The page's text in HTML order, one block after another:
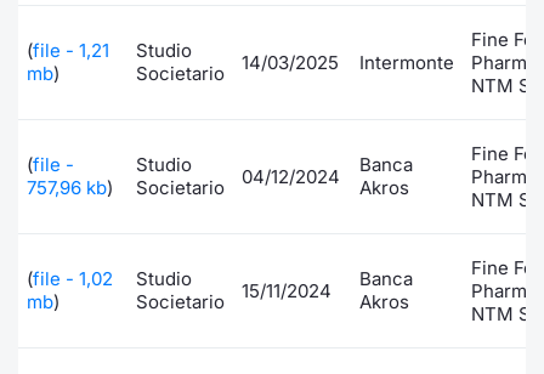
(file - 1,21
mb)
Studio
Societario
14/03/2025 Intermonte
Fine
NTM
(file -
757,96 kb)
Studio
Societario
04/12/2024
Banca
Akros
Fine
NTM
(file - 1,02
mb)
Studio
Societario
15/11/2024
Banca
Akros
Fine
NTM